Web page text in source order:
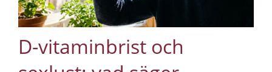
D-vitaminbrist och